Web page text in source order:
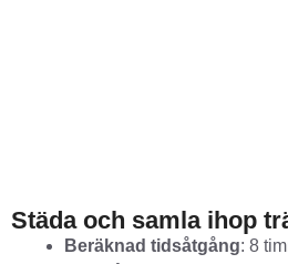
Städa och samla ihop
Beräknad tidsåtgång: 8